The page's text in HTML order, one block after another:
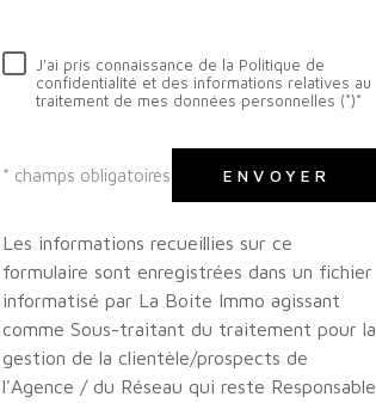
J'ai pris connaissance de la Politique de
confidentialité et des informations relatives au
traitement de mes données personnelles (*)*
* champs obligatoires ENVOYER
Les informations recueillies sur ce
formulaire sont enregistrées dans un fichier
informatisé par La Boite Immo agissant
comme Sous-traitant du traitement pour la
gestion de la clientèle/prospects de
l'Agence / du Réseau qui reste Responsable